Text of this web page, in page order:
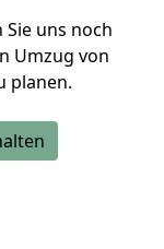
uns noch
Umzug von
planen.